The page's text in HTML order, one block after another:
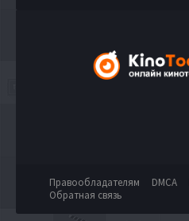
Правообладателям DMCA
Обратная связь